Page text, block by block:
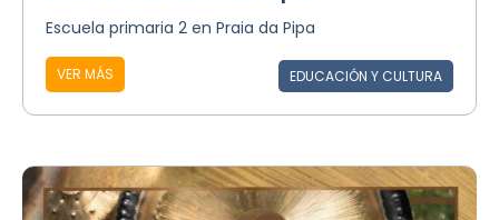
Escuela primaria 2 en Praia da Pipa
VER MÁS EDUCACIÓN Y CULTURA